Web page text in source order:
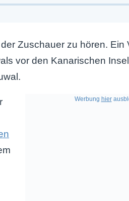
Zuschauer zu hören. Ein
vor den Kanarischen
Werbung hier